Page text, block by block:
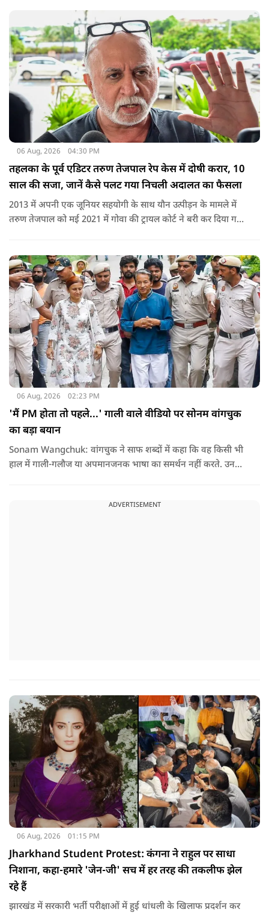
06 Aug, 2026 04:30 PM
तहलका के पूर्व एडिटर तरुण तेजपाल रेप केस में दोषी करार, 10
साल की सजा, जानें कैसे पलट गया निचली अदालत का फैसला
2013 में अपनी एक जूनियर सहयोगी के साथ यौन उत्पीड़न के मामले में
तरुण तेजपाल को मई 2021 में गोवा की ट्रायल कोर्ट ने बरी कर दिया गया
06 Aug, 2026 02:23 PM
'मैं PM होता तो पहले...' गाली वाले वीडियो पर सोनम वांगचुक
का बड़ा बयान
Sonam Wangchuk: वांगचुक ने साफ शब्दों में कहा कि वह किसी भी
हाल में गाली-गलौज या अपमानजनक भाषा का समर्थन नहीं करते. उनका
ADVERTISEMENT
06 Aug, 2026 01:15 PM
Jharkhand Student Protest: कंगना ने राहुल पर साधा
निशाना, कहा-हमारे 'जेन-जी' सच में हर तरह की तकलीफ झेल
रहे हैं
झारखंड में सरकारी भर्ती परीक्षाओं में हुई धांधली के खिलाफ प्रदर्शन कर